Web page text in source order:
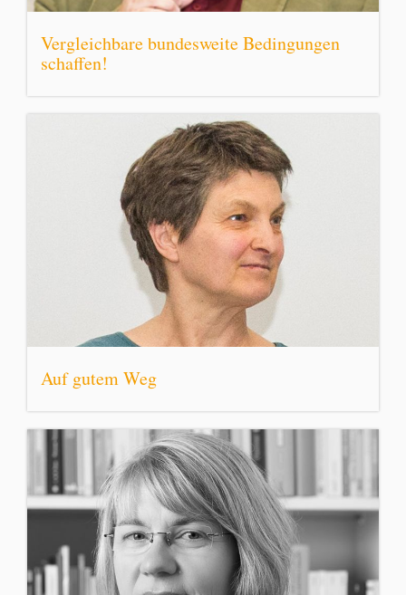
Vergleichbare bundesweite Bedingungen
schaffen!
Auf gutem Weg